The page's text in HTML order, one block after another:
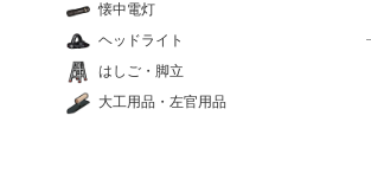
懐中電灯
ヘッドライト
はしご・脚立
大工用品・左官用品